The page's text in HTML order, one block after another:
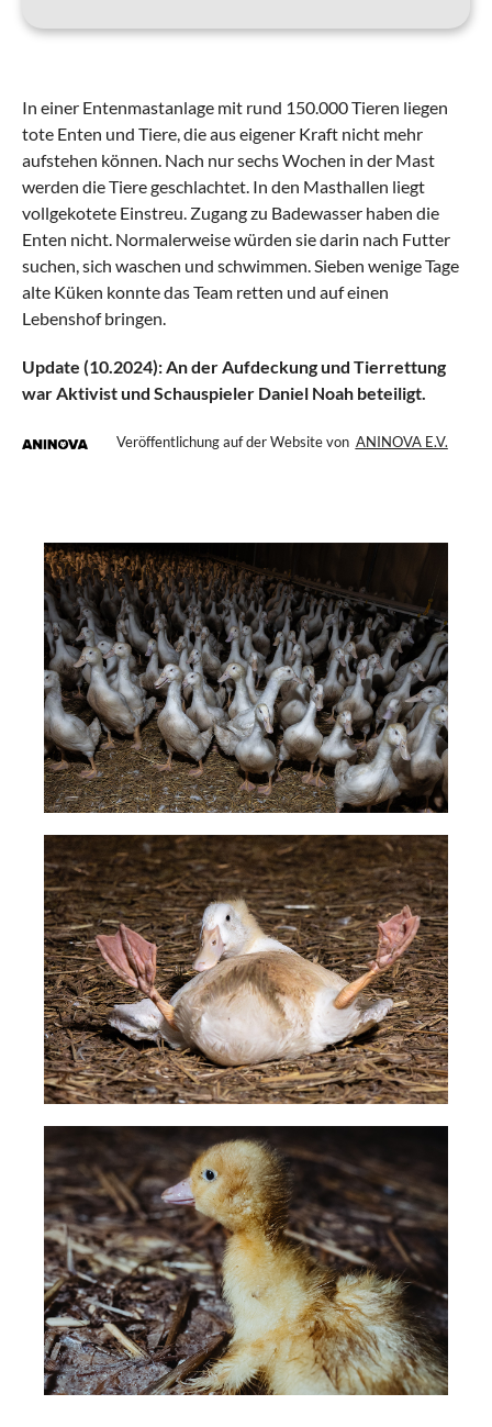
In einer Entenmastanlage mit rund 150.000 Tieren liegen
tote Enten und Tiere, die aus eigener Kraft nicht mehr
aufstehen können. Nach nur sechs Wochen in der Mast
werden die Tiere geschlachtet. In den Masthallen liegt
vollgekotete Einstreu. Zugang zu Badewasser haben die
Enten nicht. Normalerweise würden sie darin nach Futter
suchen, sich waschen und schwimmen. Sieben wenige Tage
alte Küken konnte das Team retten und auf einen
Lebenshof bringen.
Update (10.2024): An der Aufdeckung und Tierrettung
war Aktivist und Schauspieler Daniel Noah beteiligt.
Veröffentlichung auf der Website von ANINOVA E.V.